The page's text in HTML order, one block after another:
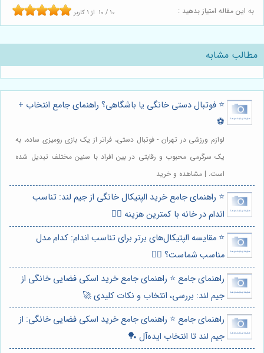
به این مقاله امتیاز بدهید : 10 / 10 از1 کاربر
مطالب مشابه
⭐️ فوتبال دستی خانگی یا باشگاهی؟ راهنمای جامع انتخاب +
⚽️
لوازم ورزشی در تهران - فوتبال دستی، فراتر از یک بازی رومیزی ساده، به
یک سرگرمی محبوب و رقابتی در بین افراد با سنین مختلف تبدیل شده
است. | مشاهده و خرید
⭐️ راهنمای جامع خرید الپتیکال خانگی از جیم لند: تناسب
اندام در خانه با کمترین هزینه 🏃‍♀️
⭐️ مقایسه الپتیکال‌های برتر برای تناسب اندام: کدام مدل
مناسب شماست؟ 🏃‍♀️
راهنمای جامع ⭐️ راهنمای جامع خرید اسکی فضایی خانگی از
جیم لند: بررسی، انتخاب و نکات کلیدی 🚀
راهنمای جامع ⭐️ راهنمای جامع خرید اسکی فضایی خانگی: از
جیم لند تا انتخاب ایده‌آل 🏓